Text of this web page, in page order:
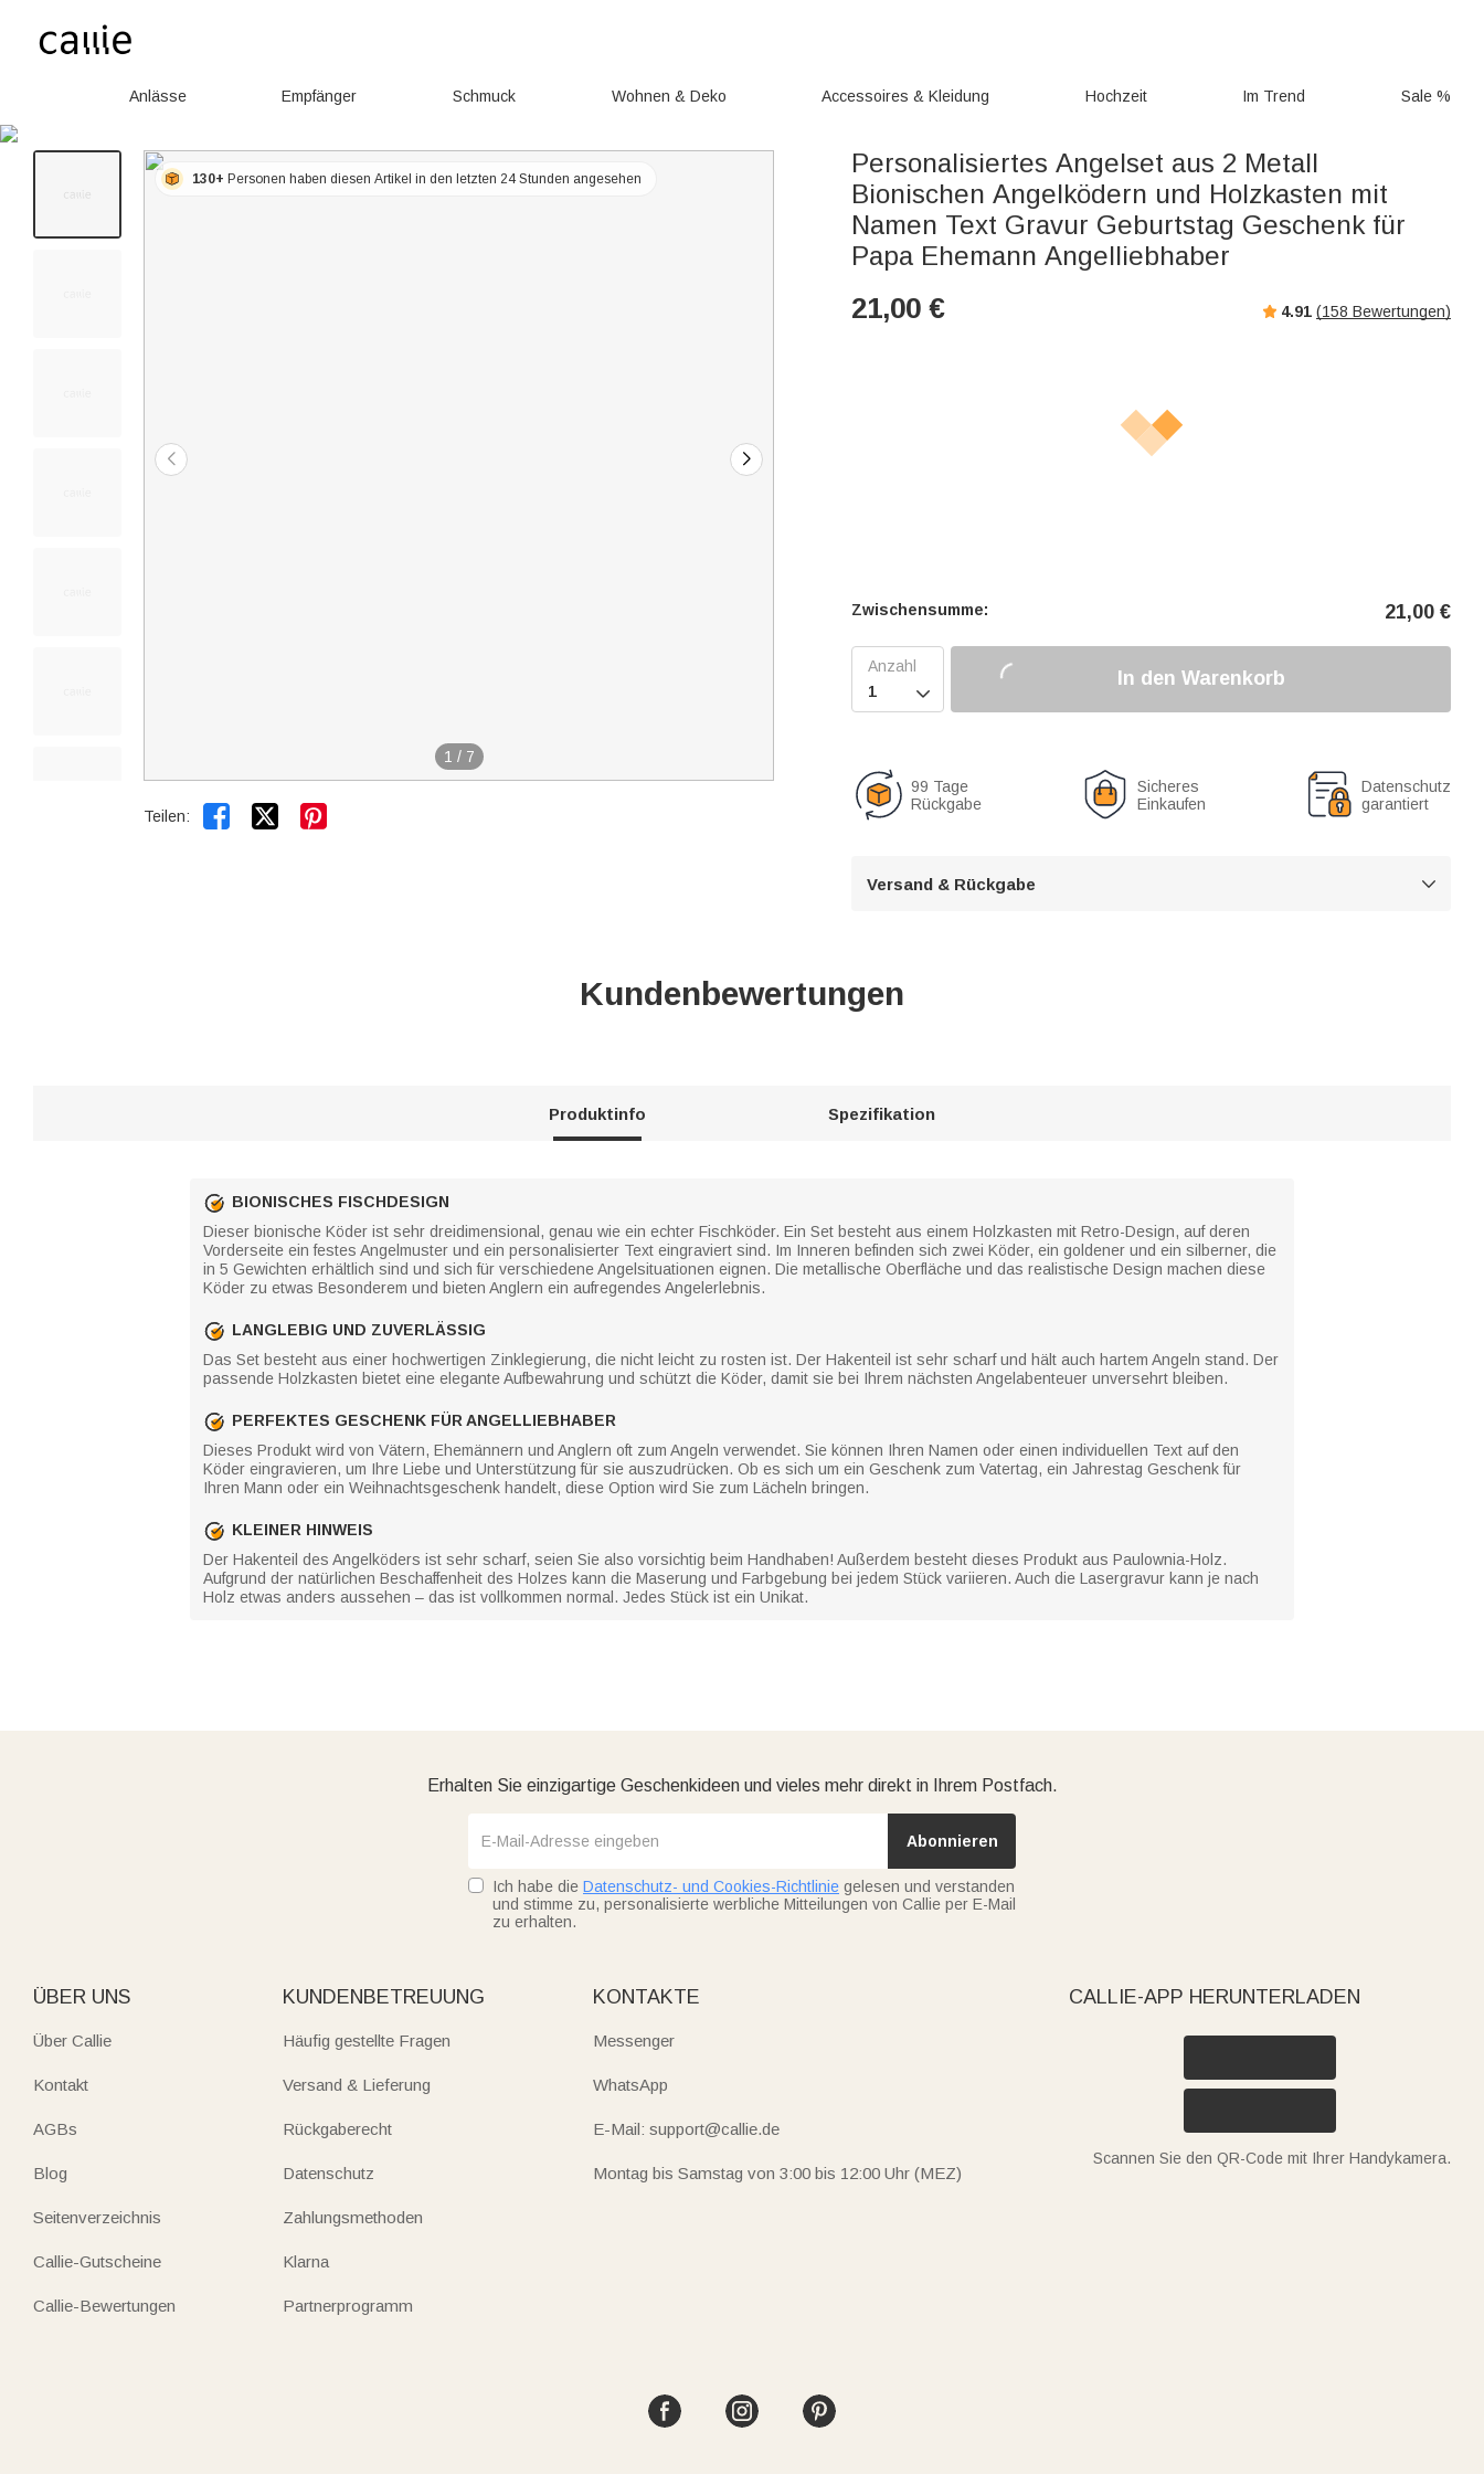
Anlässe Empfänger Schmuck Wohnen & Deko Accessoires & Kleidung Hochzeit Im Trend Sale %
1 / 7
130+ Personen haben diesen Artikel in den letzten 24 Stunden angesehen
Teilen:  
Personalisiertes Angelset aus 2 Metall
Bionischen Angelködern und Holzkasten mit
Namen Text Gravur Geburtstag Geschenk für
Papa Ehemann Angelliebhaber
21,00 € 4.91 (158 Bewertungen)
Zwischensumme: 21,00 €

In den Warenkorb
99 Tage
Rückgabe
Sicheres
Einkaufen
Datenschutz
garantiert
Versand & Rückgabe 
Kundenbewertungen
Produktinfo Spezifikation
BIONISCHES FISCHDESIGN
Dieser bionische Köder ist sehr dreidimensional, genau wie ein echter Fischköder. Ein Set besteht aus einem Holzkasten mit Retro-Design, auf deren
Vorderseite ein festes Angelmuster und ein personalisierter Text eingraviert sind. Im Inneren befinden sich zwei Köder, ein goldener und ein silberner, die
in 5 Gewichten erhältlich sind und sich für verschiedene Angelsituationen eignen. Die metallische Oberfläche und das realistische Design machen diese
Köder zu etwas Besonderem und bieten Anglern ein aufregendes Angelerlebnis.
LANGLEBIG UND ZUVERLÄSSIG
Das Set besteht aus einer hochwertigen Zinklegierung, die nicht leicht zu rosten ist. Der Hakenteil ist sehr scharf und hält auch hartem Angeln stand. Der
passende Holzkasten bietet eine elegante Aufbewahrung und schützt die Köder, damit sie bei Ihrem nächsten Angelabenteuer unversehrt bleiben.
PERFEKTES GESCHENK FÜR ANGELLIEBHABER
Dieses Produkt wird von Vätern, Ehemännern und Anglern oft zum Angeln verwendet. Sie können Ihren Namen oder einen individuellen Text auf den
Köder eingravieren, um Ihre Liebe und Unterstützung für sie auszudrücken. Ob es sich um ein Geschenk zum Vatertag, ein Jahrestag Geschenk für
Ihren Mann oder ein Weihnachtsgeschenk handelt, diese Option wird Sie zum Lächeln bringen.
KLEINER HINWEIS
Der Hakenteil des Angelköders ist sehr scharf, seien Sie also vorsichtig beim Handhaben! Außerdem besteht dieses Produkt aus Paulownia-Holz.
Aufgrund der natürlichen Beschaffenheit des Holzes kann die Maserung und Farbgebung bei jedem Stück variieren. Auch die Lasergravur kann je nach
Holz etwas anders aussehen – das ist vollkommen normal. Jedes Stück ist ein Unikat.
Erhalten Sie einzigartige Geschenkideen und vieles mehr direkt in Ihrem Postfach.
Abonnieren
Ich habe die Datenschutz- und Cookies-Richtlinie gelesen und verstanden
und stimme zu, personalisierte werbliche Mitteilungen von Callie per E-Mail
zu erhalten.
ÜBER UNS
Über Callie
Kontakt
AGBs
Blog
Seitenverzeichnis
Callie-Gutscheine
Callie-Bewertungen
KUNDENBETREUUNG
Häufig gestellte Fragen
Versand & Lieferung
Rückgaberecht
Datenschutz
Zahlungsmethoden
Klarna
Partnerprogramm
KONTAKTE
Messenger
WhatsApp
E-Mail: support@callie.de
Montag bis Samstag von 3:00 bis 12:00 Uhr (MEZ)
CALLIE-APP HERUNTERLADEN
Scannen Sie den QR-Code mit Ihrer Handykamera.